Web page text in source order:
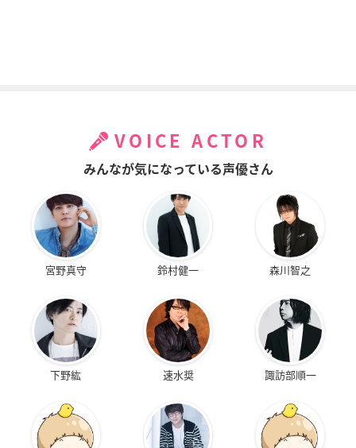
VOICE ACTOR
みんなが気になっている声優さん
宮野真守 鈴村健一 森川智之
下野紘 速水奨 諏訪部順一